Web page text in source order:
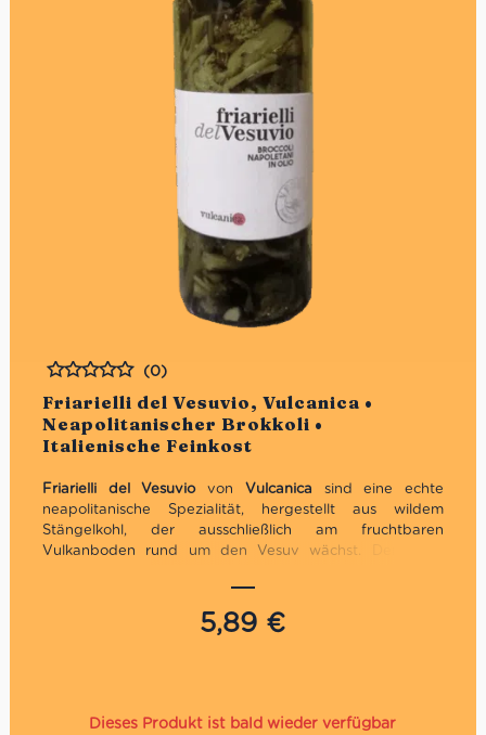
Friarielli del Vesuvio, Vulcanica •
Neapolitanischer Brokkoli •
Italienische Feinkost
Bewertet
(0)
Friarielli del Vesuviovon Vulcanica sind eine echte
neapolitanische Spezialität, hergestellt aus wildem
Stängelkohl, der ausschließlich am fruchtbaren
Vulkanboden rund um den Vesuv wächst. Der leicht
Kampaniens und passt perfekt zu Pizza, Pasta, Panini
oder Fleischgerichten. Sorgfältig geerntet und traditionell
in hochwertigem Olivenöl eingelegt, bringen diese
5,89 €
Dieses Produkt ist bald wieder verfügbar